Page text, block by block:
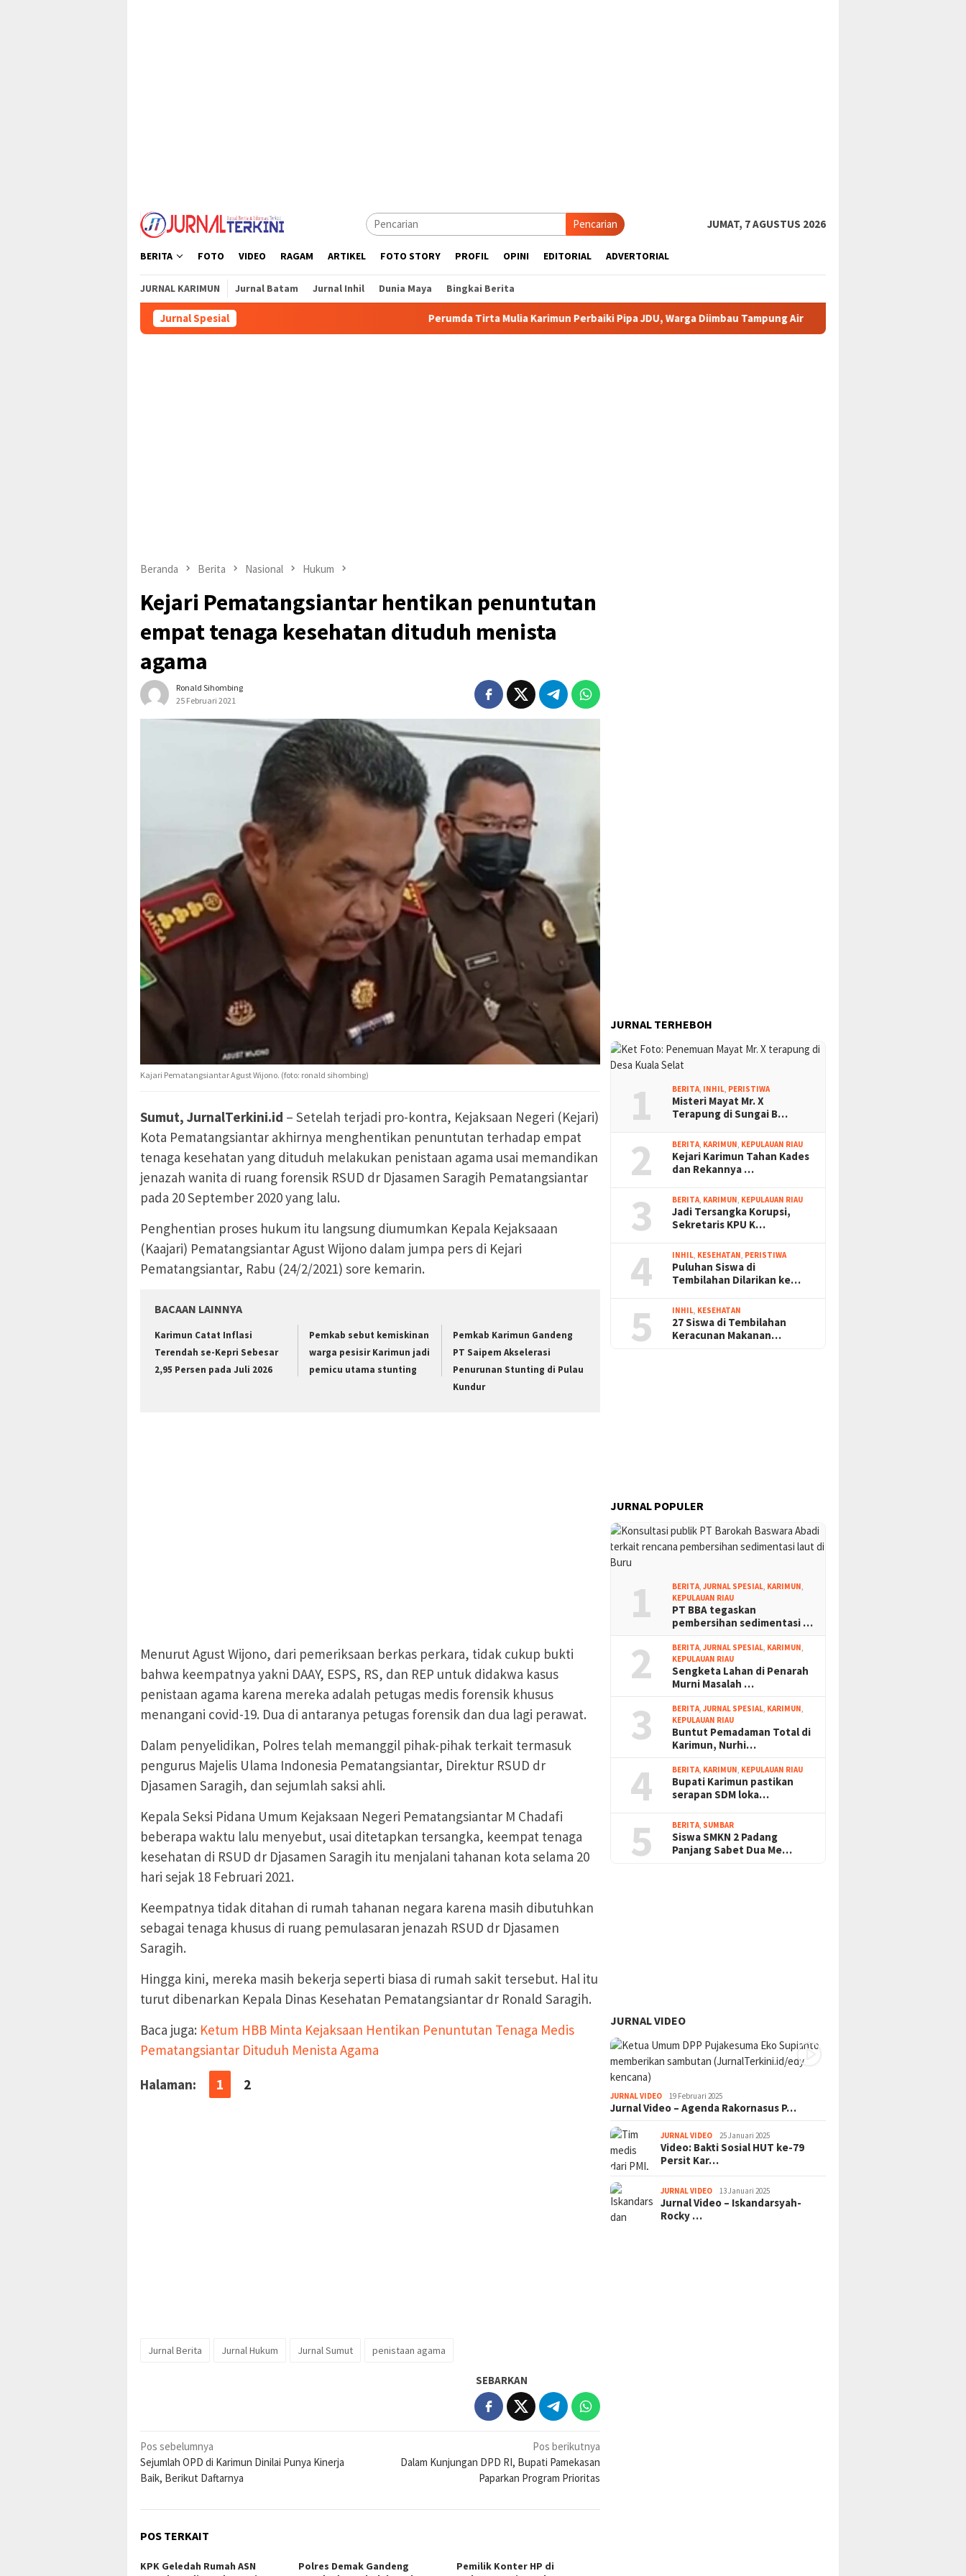
Pencarian JUMAT, 7 AGUSTUS 2026
BERITA FOTO VIDEO RAGAM ARTIKEL FOTO STORY PROFIL OPINI EDITORIAL ADVERTORIAL
JURNAL KARIMUN Jurnal Batam Jurnal Inhil Dunia Maya Bingkai Berita
Jurnal Spesial Perumda Tirta Mulia Karimun Perbaiki Pipa JDU, Warga Diimbau Tampung Air Pemkab Karimun minta warga tidak
Beranda Berita Nasional Hukum
Kejari Pematangsiantar hentikan penuntutan
empat tenaga kesehatan dituduh menista
agama
Ronald Sihombing
25 Februari 2021
Kajari Pematangsiantar Agust Wijono. (foto: ronald sihombing)
Sumut, JurnalTerkini.id – Setelah terjadi pro-kontra, Kejaksaan Negeri (Kejari)
Kota Pematangsiantar akhirnya menghentikan penuntutan terhadap empat
tenaga kesehatan yang dituduh melakukan penistaan agama usai memandikan
jenazah wanita di ruang forensik RSUD dr Djasamen Saragih Pematangsiantar
pada 20 September 2020 yang lalu.
Penghentian proses hukum itu langsung diumumkan Kepala Kejaksaaan
(Kaajari) Pematangsiantar Agust Wijono dalam jumpa pers di Kejari
Pematangsiantar, Rabu (24/2/2021) sore kemarin.
BACAAN LAINNYA
Karimun Catat Inflasi
Terendah se-Kepri Sebesar
2,95 Persen pada Juli 2026
Pemkab sebut kemiskinan
warga pesisir Karimun jadi
pemicu utama stunting
Pemkab Karimun Gandeng
PT Saipem Akselerasi
Penurunan Stunting di Pulau
Kundur
Menurut Agust Wijono, dari pemeriksaan berkas perkara, tidak cukup bukti
bahwa keempatnya yakni DAAY, ESPS, RS, dan REP untuk didakwa kasus
penistaan agama karena mereka adalah petugas medis forensik khusus
menangani covid-19. Dua di antaranya petugas forensik dan dua lagi perawat.
Dalam penyelidikan, Polres telah memanggil pihak-pihak terkait termasuk
pengurus Majelis Ulama Indonesia Pematangsiantar, Direktur RSUD dr
Djasamen Saragih, dan sejumlah saksi ahli.
Kepala Seksi Pidana Umum Kejaksaan Negeri Pematangsiantar M Chadafi
beberapa waktu lalu menyebut, usai ditetapkan tersangka, keempat tenaga
kesehatan di RSUD dr Djasamen Saragih itu menjalani tahanan kota selama 20
hari sejak 18 Februari 2021.
Keempatnya tidak ditahan di rumah tahanan negara karena masih dibutuhkan
sebagai tenaga khusus di ruang pemulasaran jenazah RSUD dr Djasamen
Saragih.
Hingga kini, mereka masih bekerja seperti biasa di rumah sakit tersebut. Hal itu
turut dibenarkan Kepala Dinas Kesehatan Pematangsiantar dr Ronald Saragih.
Baca juga: Ketum HBB Minta Kejaksaan Hentikan Penuntutan Tenaga Medis
Pematangsiantar Dituduh Menista Agama
Halaman:
1 2
Jurnal Berita Jurnal Hukum Jurnal Sumut penistaan agama
SEBARKAN
Navigasi
pos
Pos sebelumnya
Sejumlah OPD di Karimun Dinilai Punya Kinerja
Baik, Berikut Daftarnya
Pos berikutnya
Dalam Kunjungan DPD RI, Bupati Pamekasan
Paparkan Program Prioritas
POS TERKAIT
KPK Geledah Rumah ASN
Polres Demak Gandeng
Pemilik Konter HP di
JURNAL TERHEBOH
1 BERITA, INHIL, PERISTIWA
Misteri Mayat Mr. X
Terapung di Sungai B…
2 BERITA, KARIMUN, KEPULAUAN RIAU
Kejari Karimun Tahan Kades
dan Rekannya …
3 BERITA, KARIMUN, KEPULAUAN RIAU
Jadi Tersangka Korupsi,
Sekretaris KPU K…
4 INHIL, KESEHATAN, PERISTIWA
Puluhan Siswa di
Tembilahan Dilarikan ke…
5 INHIL, KESEHATAN
27 Siswa di Tembilahan
Keracunan Makanan…
JURNAL POPULER
1 BERITA,JURNAL SPESIAL, KARIMUN,
KEPULAUAN RIAU
PT BBA tegaskan
pembersihan sedimentasi …
2 BERITA,JURNAL SPESIAL, KARIMUN,
KEPULAUAN RIAU
Sengketa Lahan di Penarah
Murni Masalah …
3 BERITA,JURNAL SPESIAL, KARIMUN,
KEPULAUAN RIAU
Buntut Pemadaman Total di
Karimun, Nurhi…
4 BERITA, KARIMUN, KEPULAUAN RIAU
Bupati Karimun pastikan
serapan SDM loka…
5 BERITA, SUMBAR
Siswa SMKN 2 Padang
Panjang Sabet Dua Me…
JURNAL VIDEO
JURNAL VIDEO 19 Februari 2025
Jurnal Video – Agenda Rakornasus P…
JURNAL VIDEO 25 Januari 2025
Video: Bakti Sosial HUT ke-79
Persit Kar…
JURNAL VIDEO 13 Januari 2025
Jurnal Video – Iskandarsyah-
Rocky …